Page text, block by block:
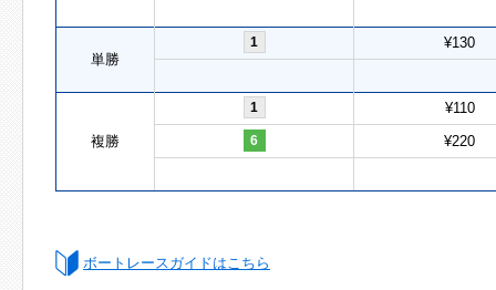
単勝
1 ¥130
複勝
1 ¥110
6 ¥220
ボートレースガイドはこちら